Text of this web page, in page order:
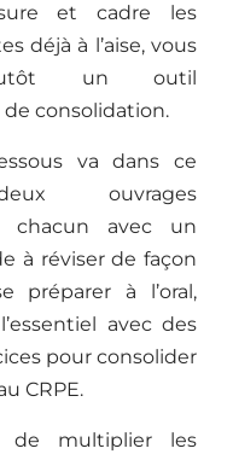
et cadre les
déjà à l’aise, vous
un outil
consolidation.
va dans ce
ouvrages
chacun avec un
à réviser de façon
préparer à l’oral,
avec des
pour consolider
CRPE.
de multiplier les